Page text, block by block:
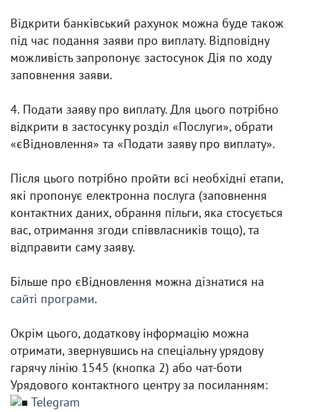
Відкрити банківський рахунок можна буде також
під час подання заяви про виплату. Відповідну
можливість запропонує застосунок Дія по ходу
заповнення заяви.
4. Подати заяву про виплату. Для цього потрібно
відкрити в застосунку розділ «Послуги», обрати
«єВідновлення» та «Подати заяву про виплату».
Після цього потрібно пройти всі необхідні етапи,
які пропонує електронна послуга (заповнення
контактних даних, обрання пільги, яка стосується
вас, отримання згоди співвласників тощо), та
відправити саму заяву.
Більше про єВідновлення можна дізнатися на
сайті програми.
Окрім цього, додаткову інформацію можна
отримати, звернувшись на спеціальну урядову
гарячу лінію 1545 (кнопка 2) або чат-боти
Урядового контактного центру за посиланням:
Telegram